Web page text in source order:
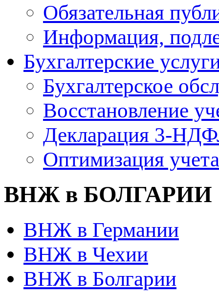
Обязательная
Информация,
Бухгалтерские
Бухгалтерское
Восcтановление
Декларация 3-
Оптимизация учета
ВНЖ в БОЛГАРИИ
ВНЖ в Германии
ВНЖ в Чехии
ВНЖ в Болгарии